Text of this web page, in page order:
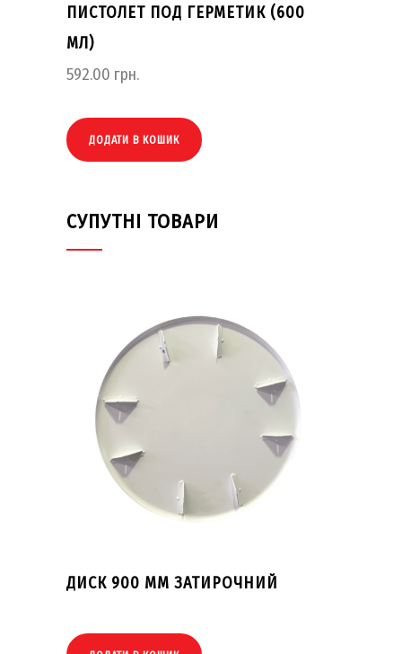
ПИСТОЛЕТ ПОД ГЕРМЕТИК (600
МЛ)
592.00 грн.
ДОДАТИ В КОШИК
СУПУТНІ ТОВАРИ
ДИСК 900 ММ ЗАТИРОЧНИЙ